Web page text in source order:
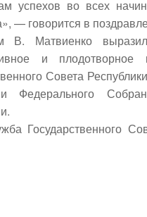
успехов во всех
— говорится в
В. Матвиенко
и плодотворное
Совета
Федерального
Государственного